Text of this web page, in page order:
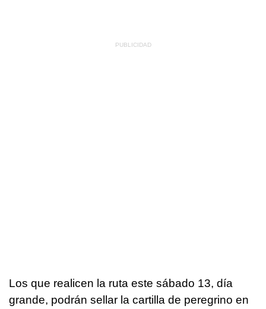
Los que realicen la ruta este sábado 13, día
grande, podrán sellar la cartilla de peregrino en